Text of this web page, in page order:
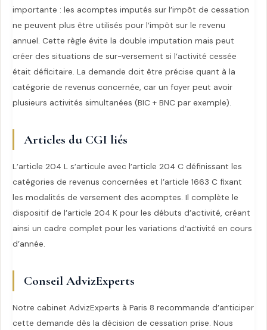
importante : les acomptes imputés sur l’impôt de cessation
ne peuvent plus être utilisés pour l’impôt sur le revenu
annuel. Cette règle évite la double imputation mais peut
créer des situations de sur-versement si l’activité cessée
était déficitaire. La demande doit être précise quant à la
catégorie de revenus concernée, car un foyer peut avoir
plusieurs activités simultanées (BIC + BNC par exemple).
Articles du CGI liés
L’article 204 L s’articule avec l’article 204 C définissant les
catégories de revenus concernées et l’article 1663 C fixant
les modalités de versement des acomptes. Il complète le
dispositif de l’article 204 K pour les débuts d’activité, créant
ainsi un cadre complet pour les variations d’activité en cours
d’année.
Conseil AdvizExperts
Notre cabinet AdvizExperts à Paris 8 recommande d’anticiper
cette demande dès la décision de cessation prise. Nous